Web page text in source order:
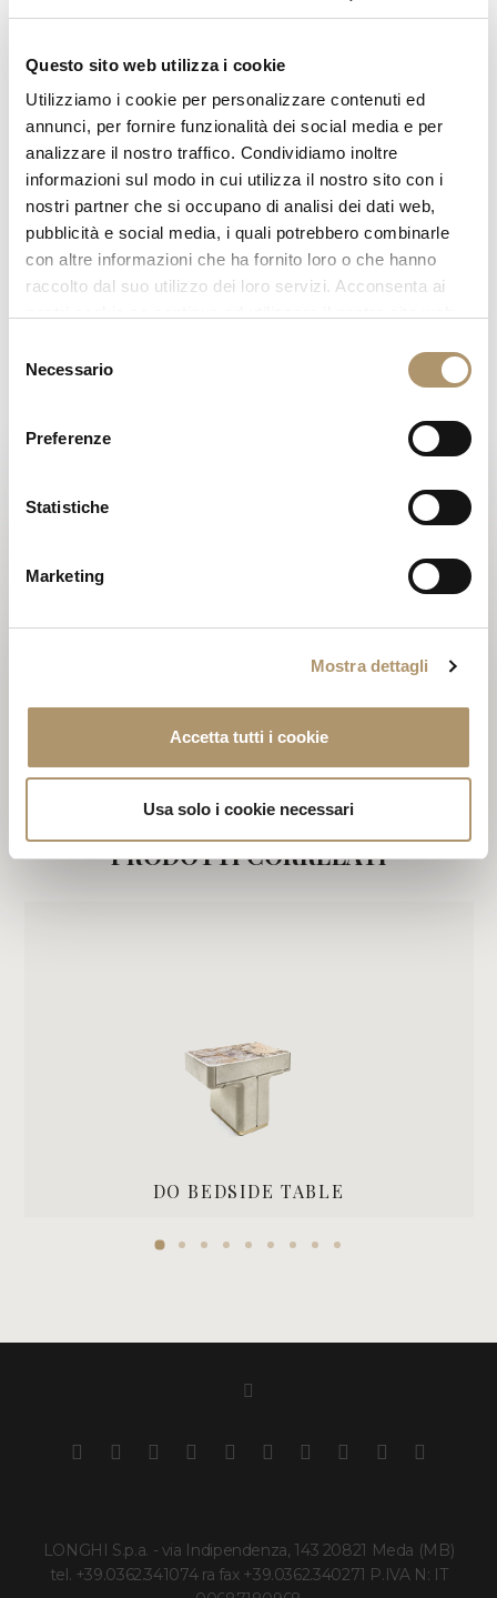
Questo sito web utilizza i cookie
Utilizziamo i cookie per personalizzare contenuti ed
annunci, per fornire funzionalità dei social media e per
analizzare il nostro traffico. Condividiamo inoltre
informazioni sul modo in cui utilizza il nostro sito con i
nostri partner che si occupano di analisi dei dati web,
pubblicità e social media, i quali potrebbero combinarle
con altre informazioni che ha fornito loro o che hanno
raccolto dal suo utilizzo dei loro servizi. Acconsenta ai
delNecessario
Preferenze
Statistiche
Marketing
Mostra dettagli
Accetta tutti i cookie
Usa solo i cookie necessari
Struttura in legno ricoperta in poliuretano espanso a quote
proposto nelle seguenti finiture: oro Black Rose, Brown
sfumato lucido, oro chiaro lucido, oro Champagne opaco,
cromato lucido, cromo nero lucido, bronzo satinato opaco,
oro rosa lucido, oro rosa opaco. Il rivestimento sia in pelle che
tessuto NON è sfoderabile.
3D
2D
TUTTI I PRODOTTI DELLA SARTORIA COLLECTION /
PRODOTTI CORRELATI
DO BEDSIDE TABLE
LONGHI S.p.a. - via Indipendenza, 143 20821 Meda (MB)
tel. +39.0362.341074 ra fax +39.0362.340271 P.IVA N: IT